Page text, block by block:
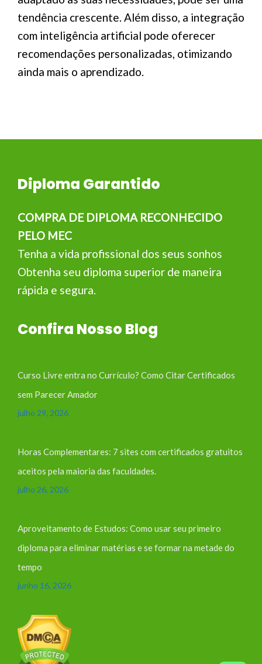
tendência crescente. Além disso, a integração
com inteligência artificial pode oferecer
recomendações personalizadas, otimizando
ainda mais o aprendizado.
Diploma Garantido
COMPRA DE DIPLOMA RECONHECIDO
PELO MEC
Tenha a vida profissional dos seus sonhos
Obtenha seu diploma superior de maneira
rápida e segura.
Confira Nosso Blog
Curso Livre entra no Currículo? Como Citar Certificados
sem Parecer Amador
julho 29, 2026
Horas Complementares: 7 sites com certificados gratuitos
aceitos pela maioria das faculdades.
julho 26, 2026
Aproveitamento de Estudos: Como usar seu primeiro
diploma para eliminar matérias e se formar na metade do
tempo
junho 16, 2026